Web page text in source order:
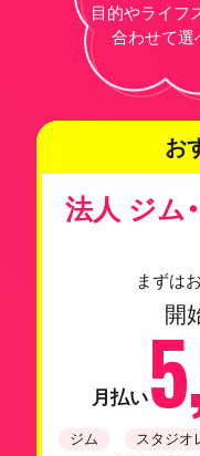
目的やライフ
合わせて選
お
法人 ジム
まずは
開
月払い
ジム スタジオ